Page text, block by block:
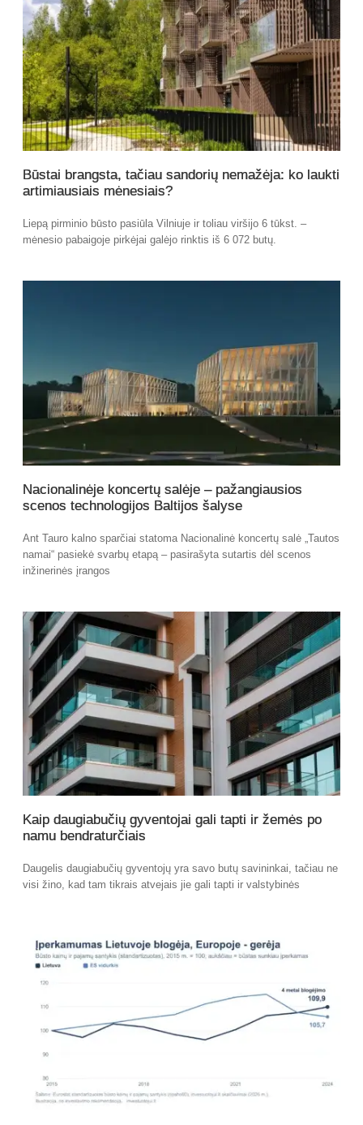
Būstai brangsta, tačiau sandorių nemažėja: ko laukti
artimiausiais mėnesiais?
Liepą pirminio būsto pasiūla Vilniuje ir toliau viršijo 6 tūkst. –
mėnesio pabaigoje pirkėjai galėjo rinktis iš 6 072 butų.
Nacionalinėje koncertų salėje – pažangiausios
scenos technologijos Baltijos šalyse
Ant Tauro kalno sparčiai statoma Nacionalinė koncertų salė „Tautos
namai“ pasiekė svarbų etapą – pasirašyta sutartis dėl scenos
inžinerinės įrangos
Kaip daugiabučių gyventojai gali tapti ir žemės po
namu bendraturčiais
Daugelis daugiabučių gyventojų yra savo butų savininkai, tačiau ne
visi žino, kad tam tikrais atvejais jie gali tapti ir valstybinės